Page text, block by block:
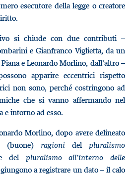
esecutore della legge o creatore
si chiude con due contributi –
e Gianfranco Viglietta, da un
e Leonardo Morlino, dall’altro –
apparire eccentrici rispetto
non sono, perché costringono ad
che si vanno affermando nel
e intorno ad esso.
Morlino, dopo avere delineato
(buone) ragionidelpluralismo
del pluralismo all’interno delle
a registrare un dato – il calo